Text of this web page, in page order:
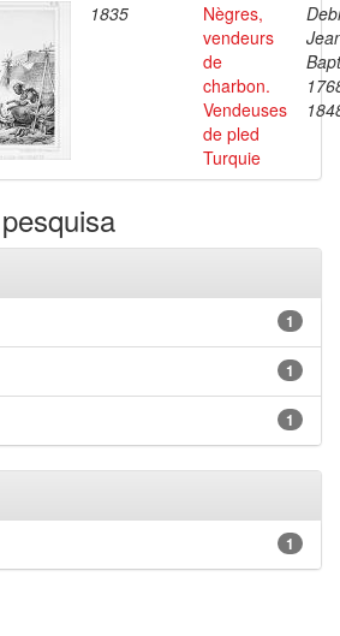
1835
Nègres,
vendeurs
de
charbon.
Vendeuses
de pled
Turquie
1
1
1
1